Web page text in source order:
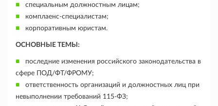
специальным должностным лицам;
комплаенс-специалистам;
корпоративным юристам.
ОСНОВНЫЕ ТЕМЫ:
последние изменения российского законодательства в
сфере ПОД/ФТ/ФРОМУ;
ответственность организаций и должностных лиц при
невыполнении требований 115-ФЗ;